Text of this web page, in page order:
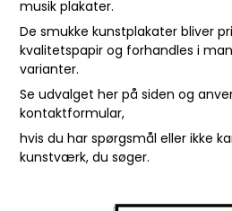
musik plakater.
De smukke kunstplakater bliver
kvalitetspapir og forhandles i
varianter.
Se udvalget her på siden og
kontaktformular,
hvis du har spørgsmål eller ikke
kunstværk, du søger.